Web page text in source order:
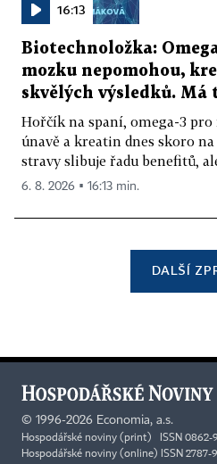
16:13
Biotechnoložka:
mozku nepomohou,
skvělých výsledků. Má
Hořčík na spaní, omega-3
únavě a kreatin dnes skoro
stravy slibuje řadu benefitů,
6. 8. 2026 ▪ 16:13 min.
DALŠÍ
© 1996-2026 Economia, a.s.
Hospodářské noviny (print) ISSN 0862-
Hospodářské noviny (online) ISSN 2787-